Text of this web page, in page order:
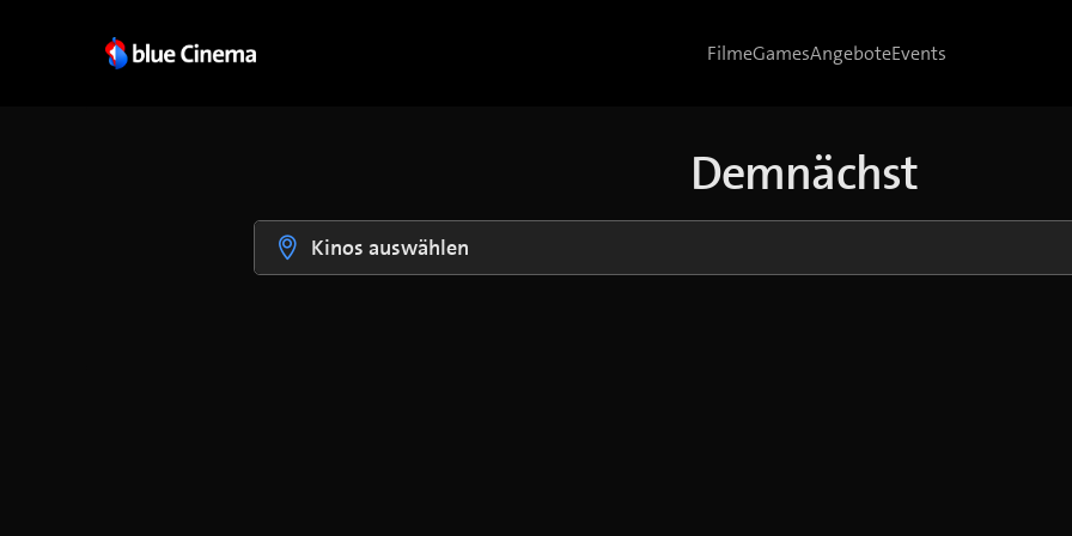
FilmeGamesAngeboteEvents
Demnächst
Kinos auswählen